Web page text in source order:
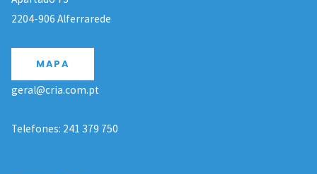
2204-906 Alferrarede
MAPA
geral@cria.com.pt
Telefones: 241 379 750